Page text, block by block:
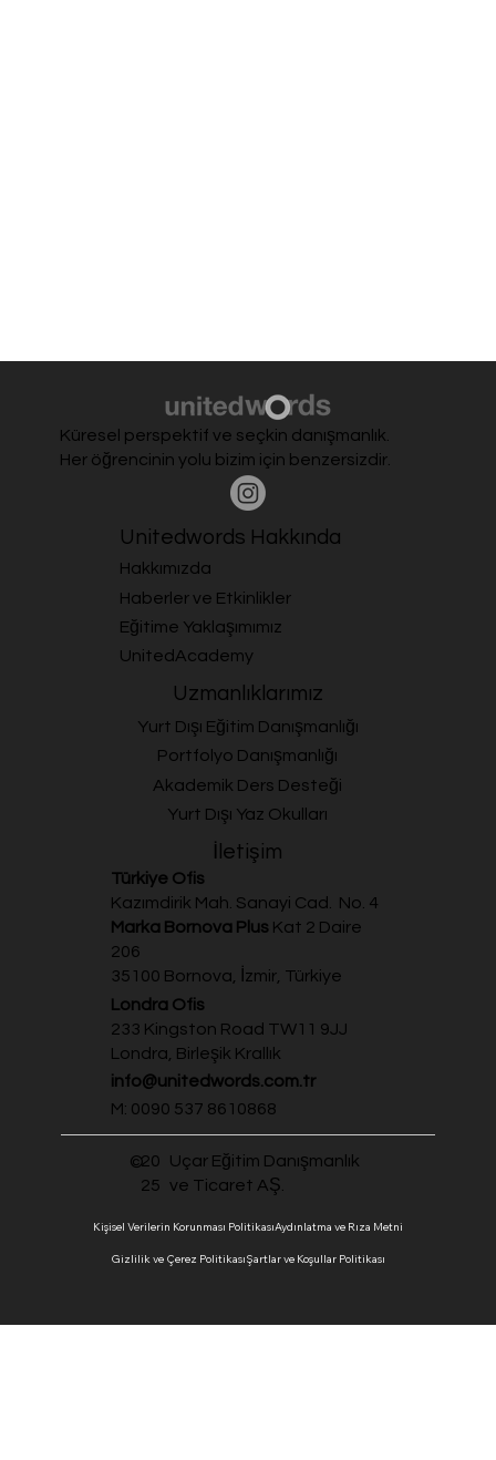
Küresel perspektif ve seçkin danışmanlık.
Her öğrencinin yolu bizim için benzersizdir.
Yurt Dışı Eğitim Danışmanlığı
Portfolyo Danışmanlığı
Akademik Ders Desteği
Yurt Dışı Yaz Okulları
Uzmanlıklarımız
Unitedwords Hakkında
Hakkımızda
Eğitime Yaklaşımımız
Haberler ve Etkinlikler
UnitedAcademy
Türkiye Ofis
Kazımdirik Mah. Sanayi Cad. No. 4
Marka Bornova Plus Kat 2 Daire
206
35100 Bornova, İzmir, Türkiye
Londra Ofis
233 Kingston Road TW11 9JJ
Londra, Birleşik Krallık
info@unitedwords.com.tr
M: 0090 537 8610868
İletişim
©20
25
Uçar Eğitim Danışmanlık
ve Ticaret AŞ.
Kişisel Verilerin Korunması PolitikasıAydınlatma ve Rıza Metni
Gizlilik ve Çerez PolitikasıŞartlar ve Koşullar Politikası